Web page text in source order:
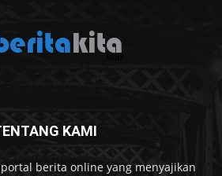
KAMI
berita online yang menyajikan